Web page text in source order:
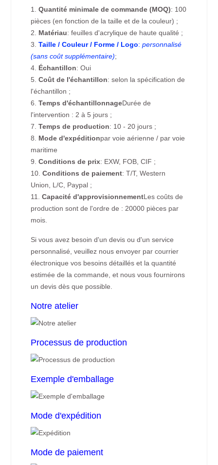
1.Quantité minimale de commande (MOQ): 100
pièces (en fonction de la taille et de la couleur) ;
2. Matériau: feuilles d'acrylique de haute qualité ;
3.Taille / Couleur / Forme / Logo:personnalisé
(sans coût supplémentaire);
4. Échantillon: Oui
5.Coût de l'échantillon: selon la spécification de
l'échantillon ;
6.Temps d'échantillonnageDurée de
l'intervention : 2 à 5 jours ;
7.Temps de production: 10 - 20 jours ;
8. Mode d'expéditionpar voie aérienne / par voie
maritime
9.Conditions de prix: EXW, FOB, CIF ;
10.Conditions de paiement: T/T, Western
Union, L/C, Paypal ;
11.Capacité d'approvisionnementLes coûts de
production sont de l'ordre de : 20000 pièces par
mois.
Si vous avez besoin d'un devis ou d'un service
personnalisé, veuillez nous envoyer par courrier
électronique vos besoins détaillés et la quantité
estimée de la commande, et nous vous fournirons
un devis dès que possible.
Notre atelier
Processus de production
Exemple d'emballage
Mode d'expédition
Mode de paiement